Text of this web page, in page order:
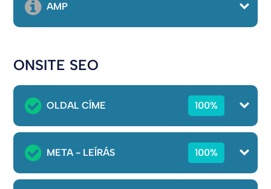
AMP
ONSITE SEO
OLDAL CÍME 100%
META - LEÍRÁS 100%